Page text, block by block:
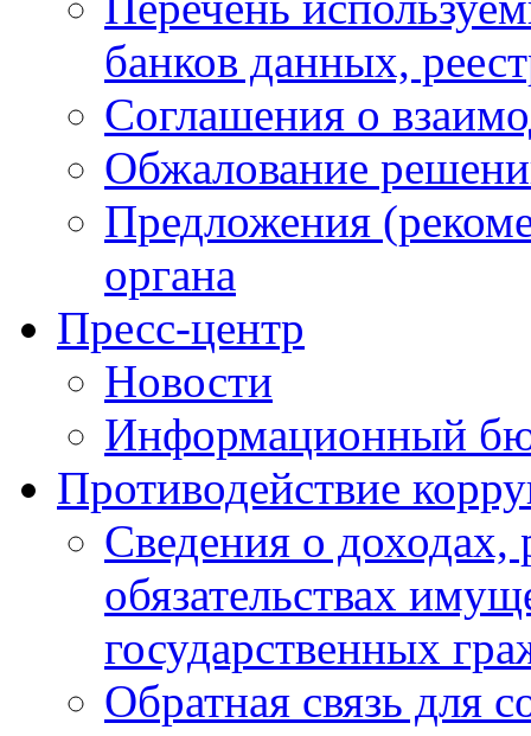
банков данных,
Соглашения о
Обжалование
Предложения
органа
Пресс-центр
Новости
Информационный
Противодействие
Сведения о доходах,
обязательствах
государственных
Обратная связь для